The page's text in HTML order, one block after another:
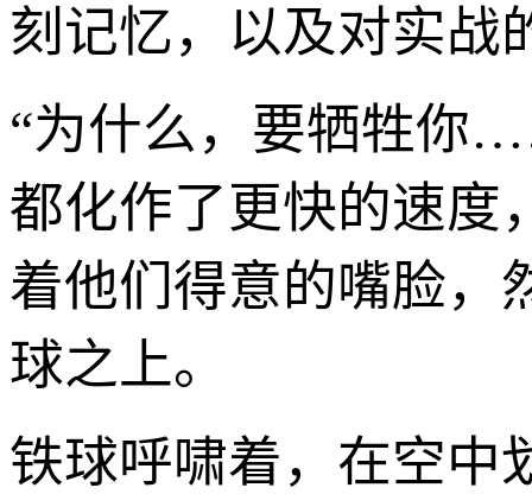
刻记忆，以及对实战
“为什么，要牺牲你
都化作了更快的速度
着他们得意的嘴脸，
球之上。
铁球呼啸着，在空中